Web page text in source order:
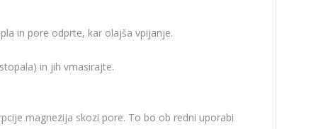
in pore odprte, kar olajša vpijanje.
in jih vmasirajte.
magnezija skozi pore. To bo ob redni uporabi